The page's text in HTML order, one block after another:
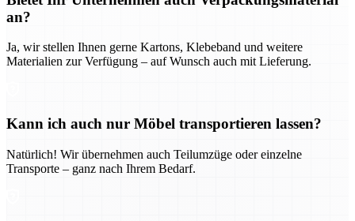
an?
Ja, wir stellen Ihnen gerne Kartons, Klebeband und weitere
Materialien zur Verfügung – auf Wunsch auch mit Lieferung.
Kann ich auch nur Möbel transportieren lassen?
Natürlich! Wir übernehmen auch Teilumzüge oder einzelne
Transporte – ganz nach Ihrem Bedarf.